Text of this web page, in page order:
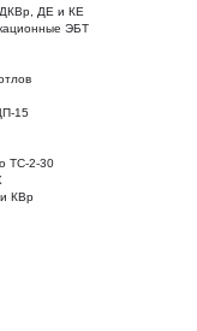
ДКВр, ДЕ и КЕ
ЭБТ
15
ТС-2-30
КВр